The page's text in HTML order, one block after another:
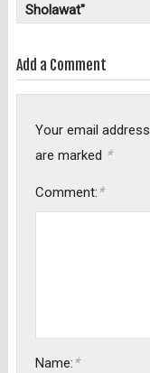
Sholawat"
Add a Comment
Your email
are marked *
Comment:*
Name:*